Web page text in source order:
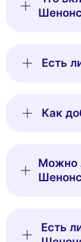
Есть
Как
Можно
Есть